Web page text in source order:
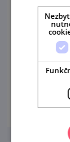
Na
můžete